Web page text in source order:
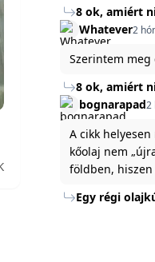
8 ok, amiért
Törökország
partján
Whatever2
Szerintem meg
8 ok, amiért
Törökország
partján
bognarapad2
A cikk
kőolaj nem
földben, hiszen
Energiaügyi
Egy régi